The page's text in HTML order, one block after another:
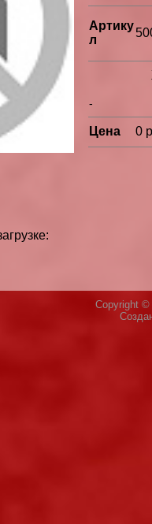
Артику
л
-
Цена 0
Copyright